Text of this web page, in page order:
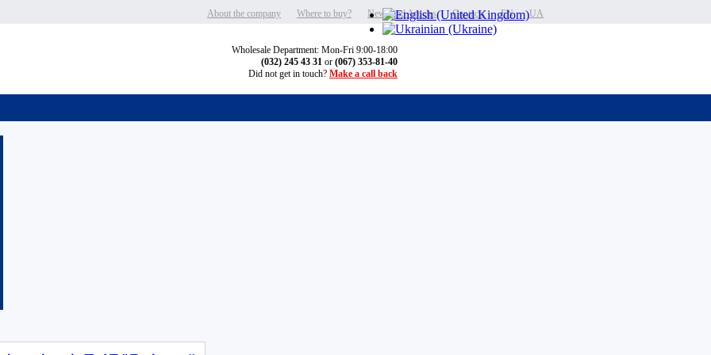
UA
EN
Contacts
News and Articles
Where to buy?
About the company
Wholesale Department: Mon-Fri 9:00-18:00
(032) 245 43 31 or (067) 353-81-40
Did not get in touch? Make a call back